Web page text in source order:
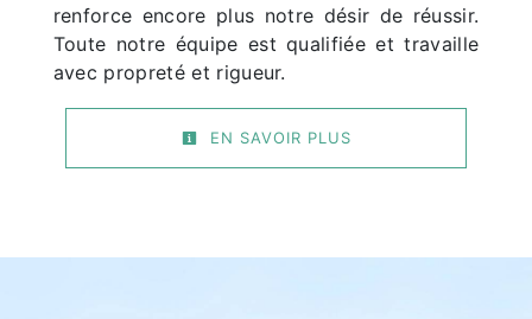
renforce encore plus notre désir de réussir.
Toute notre équipe est qualifiée et travaille
avec propreté et rigueur.
EN SAVOIR PLUS